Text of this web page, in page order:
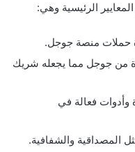
الرئيسية وهي:
حملات منصة جوجل.
من جوجل مما يجعله شريك
وأدوات فعالة في
المصداقية والشفافية.